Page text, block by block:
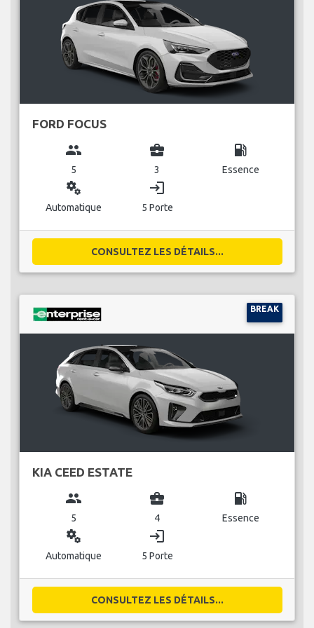
FORD FOCUS
group
5
business_center
3
local_gas_station
Essence
miscellaneous_services
Automatique
login
5 Porte
CONSULTEZ LES DÉTAILS...
BREAK
KIA CEED ESTATE
group
5
business_center
4
local_gas_station
Essence
miscellaneous_services
Automatique
login
5 Porte
CONSULTEZ LES DÉTAILS...